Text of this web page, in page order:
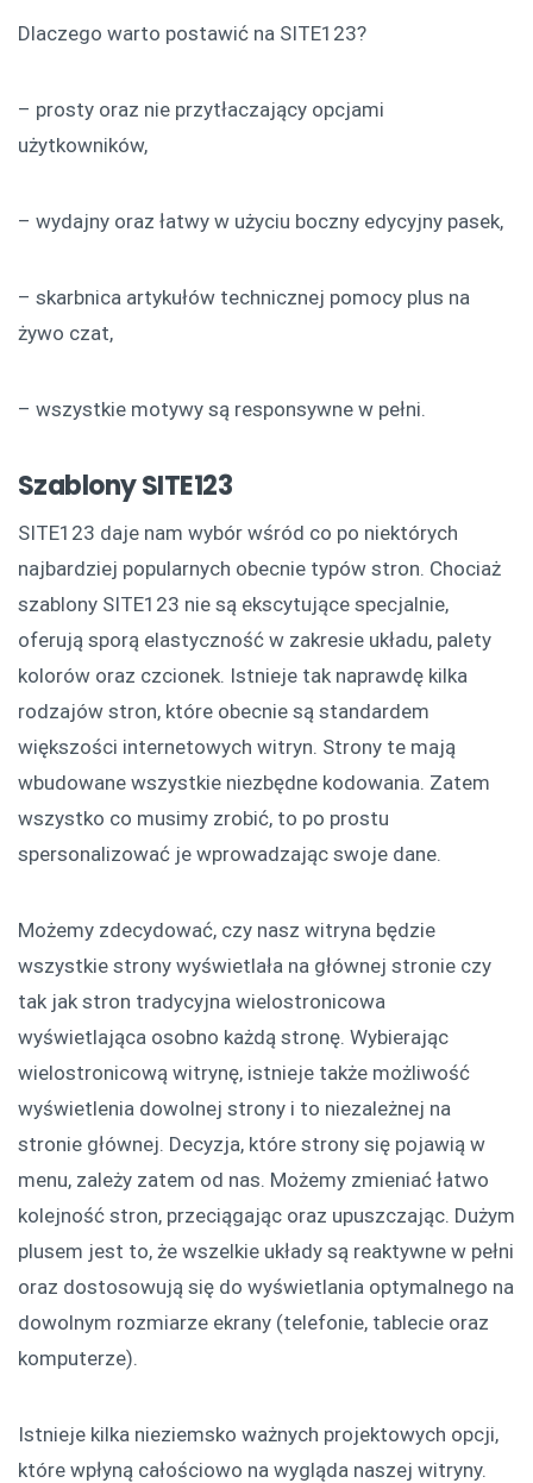
Dlaczego warto postawić na SITE123?
– prosty oraz nie przytłaczający opcjami
użytkowników,
– wydajny oraz łatwy w użyciu boczny edycyjny pasek,
– skarbnica artykułów technicznej pomocy plus na
żywo czat,
– wszystkie motywy są responsywne w pełni.
Szablony SITE123
SITE123 daje nam wybór wśród co po niektórych
najbardziej popularnych obecnie typów stron. Chociaż
szablony SITE123 nie są ekscytujące specjalnie,
oferują sporą elastyczność w zakresie układu, palety
kolorów oraz czcionek. Istnieje tak naprawdę kilka
rodzajów stron, które obecnie są standardem
większości internetowych witryn. Strony te mają
wbudowane wszystkie niezbędne kodowania. Zatem
wszystko co musimy zrobić, to po prostu
spersonalizować je wprowadzając swoje dane.
Możemy zdecydować, czy nasz witryna będzie
wszystkie strony wyświetlała na głównej stronie czy
tak jak stron tradycyjna wielostronicowa
wyświetlająca osobno każdą stronę. Wybierając
wielostronicową witrynę, istnieje także możliwość
wyświetlenia dowolnej strony i to niezależnej na
stronie głównej. Decyzja, które strony się pojawią w
menu, zależy zatem od nas. Możemy zmieniać łatwo
kolejność stron, przeciągając oraz upuszczając. Dużym
plusem jest to, że wszelkie układy są reaktywne w pełni
oraz dostosowują się do wyświetlania optymalnego na
dowolnym rozmiarze ekrany (telefonie, tablecie oraz
komputerze).
Istnieje kilka nieziemsko ważnych projektowych opcji,
które wpłyną całościowo na wygląda naszej witryny.